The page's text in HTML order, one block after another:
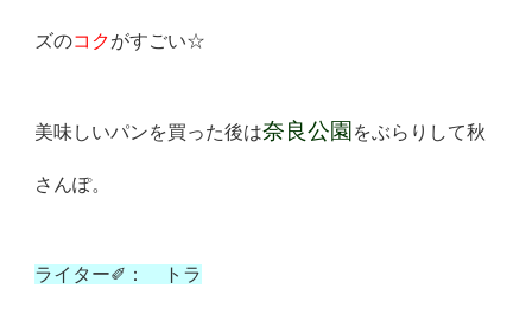
ズのコクがすごい☆
美味しいパンを買った後は奈良公園 をぶらりして秋
さんぽ。
ライター✐： トラ